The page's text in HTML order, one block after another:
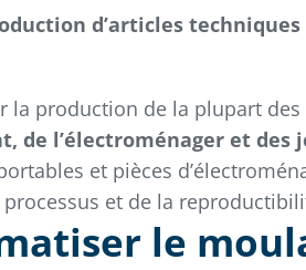
d’articles techniques
la production de la plupart des
de l’électroménager et des
et pièces
et de la
le